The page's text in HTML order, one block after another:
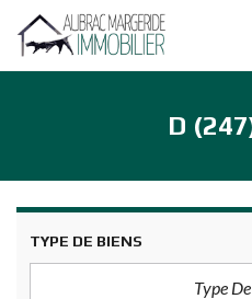
D
TYPE DE BIENS
Type